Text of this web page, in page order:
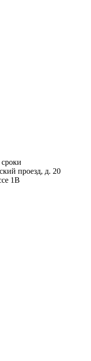
проезд, д. 20
1В